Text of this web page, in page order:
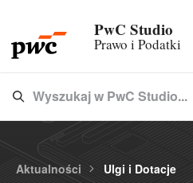
PwC Studio
Prawo i Podatki
Type 3 or more characters for
Wyszukaj w PwC Studio...
Aktualności Ulgi i Dotacje